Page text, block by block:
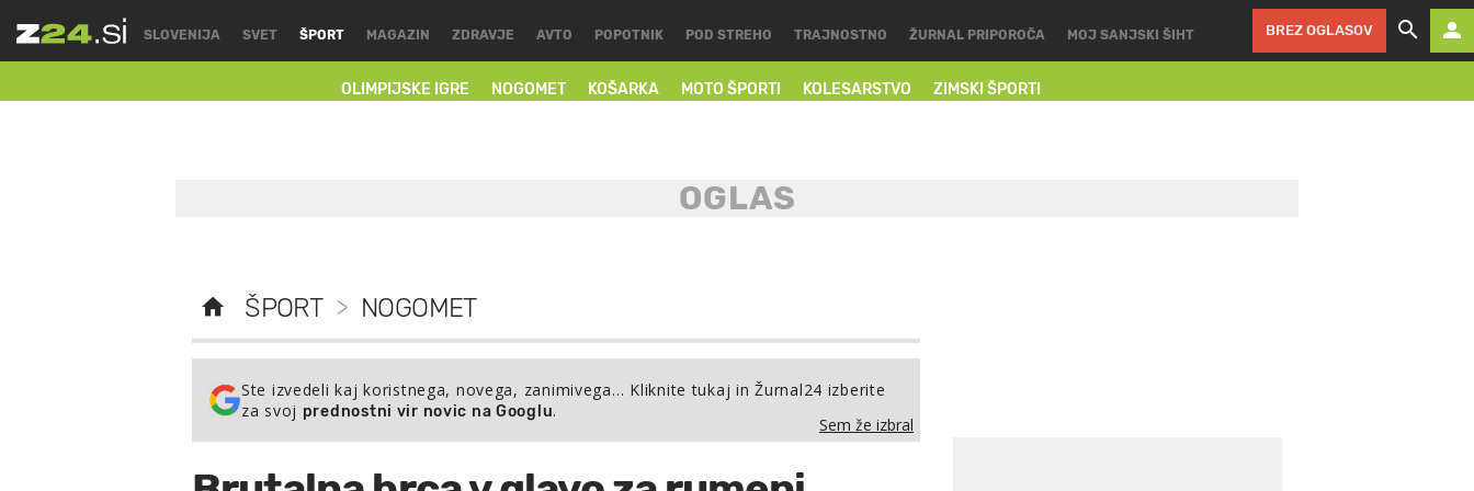
SLOVENIJA SVET ŠPORT
OLIMPIJSKE IGRE NOGOMET KOŠARKA MOTO ŠPORTI KOLESARSTVO ZIMSKI ŠPORTI
MAGAZIN ZDRAVJE AVTO POPOTNIK POD STREHO TRAJNOSTNO ŽURNAL PRIPOROČA MOJ SANJSKI ŠIHT BREZ OGLASOV
ŠPORT > NOGOMET
Ste izvedeli kaj koristnega, novega, zanimivega… Kliknite tukaj in Žurnal24 izberite
za svoj prednostni vir novic na Googlu.
Sem že izbral